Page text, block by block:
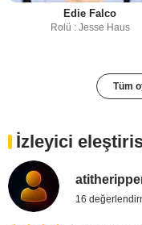
Edie Falco
Rolü : Jesse Haus
Tüm
İzleyici
16